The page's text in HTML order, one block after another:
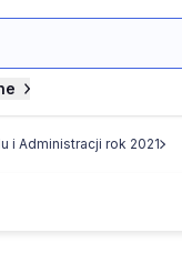
i Administracji rok 2021